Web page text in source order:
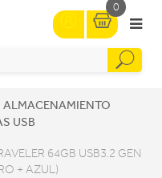
0
ALMACENAMIENTO
USB
64GB USB3.2 GEN
+ AZUL)